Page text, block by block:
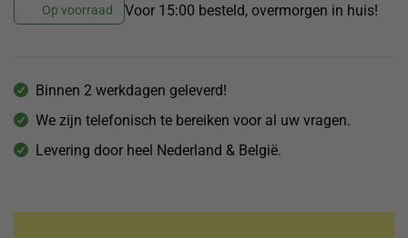
Op voorraad Voor 15:00 besteld, overmorgen in huis!
Binnen 2 werkdagen geleverd!
We zijn telefonisch te bereiken voor al uw vragen.
Levering door heel Nederland & België.